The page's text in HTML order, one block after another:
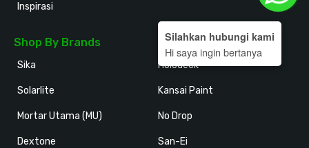
Inspirasi
Shop By Brands
Sika
Solarlite
Mortar Utama (MU)
Dextone
Holodeck
Kansai Paint
No Drop
San-Ei
Silahkan hubungi kami
Hi saya ingin bertanya